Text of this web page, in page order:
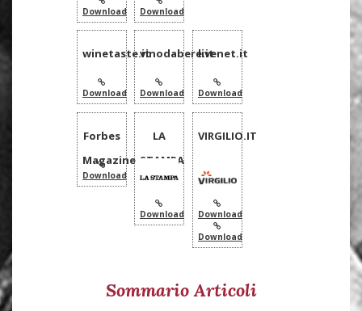
Download Download
winetaste.it
Download
vinodabere.it
Download
livenet.it
Download
Forbes
Magazine
Download
LA
STAMPA
Download
VIRGILIO.IT
Download
Download
Sommario Articoli